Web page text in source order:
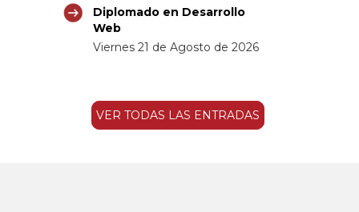
Diplomado en Desarrollo
Web
Viernes 21 de Agosto de 2026
VER TODAS LAS ENTRADAS